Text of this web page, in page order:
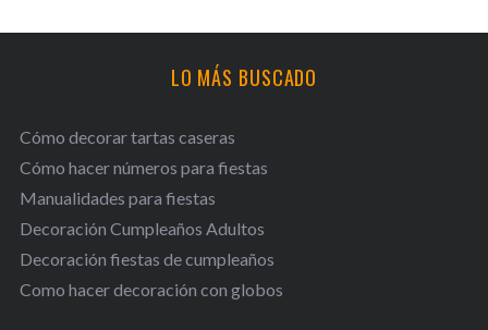
LO MÁS BUSCADO
Cómo decorar tartas caseras
Cómo hacer números para fiestas
Manualidades para fiestas
Decoración Cumpleaños Adultos
Decoración fiestas de cumpleaños
Como hacer decoración con globos